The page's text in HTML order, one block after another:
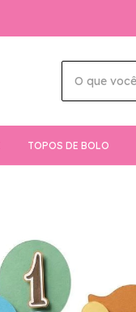
TOPOS DE BOLO